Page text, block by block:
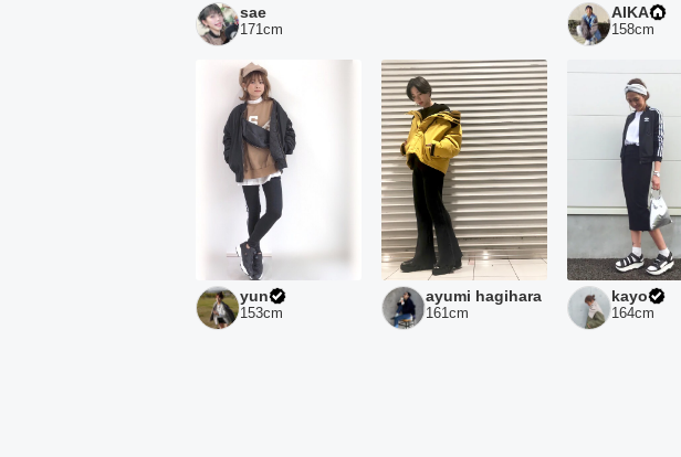
sae
171cm
AIKA
158cm
yun
153cm
ayumi hagihara
161cm
kayo
164cm